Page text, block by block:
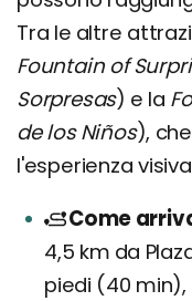
Tra le altre
Fountain of
Sorpresas) e la
de los Niños),
l'esperienza
Come
4,5 km da
piedi (40 min),